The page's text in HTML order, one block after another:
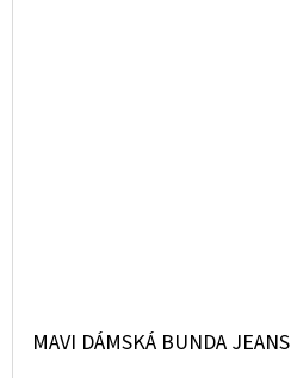
MAVI DÁMSKÁ BUNDA JEANS